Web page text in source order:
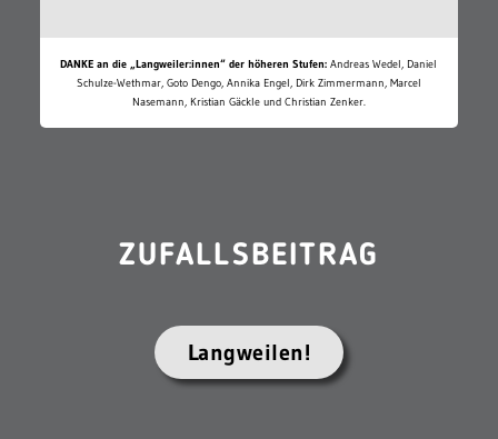
DANKE an die „Langweiler:innen“ der höheren Stufen: Andreas Wedel, Daniel
Schulze-Wethmar, Goto Dengo, Annika Engel, Dirk Zimmermann, Marcel
Nasemann, Kristian Gäckle und Christian Zenker.
ZUFALLSBEITRAG
Langweilen!